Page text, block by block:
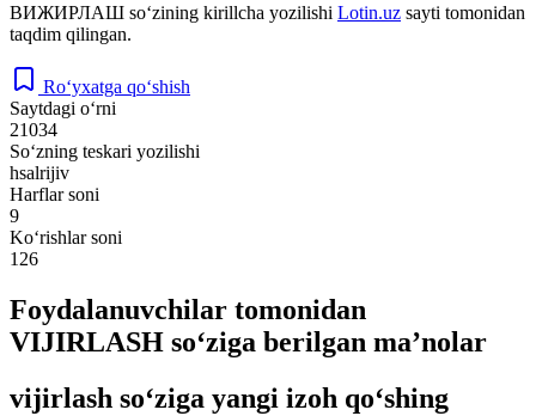
ВИЖИРЛАШ so‘zining kirillcha yozilishi Lotin.uz sayti tomonidan
taqdim qilingan.
Ro‘yxatga qo‘shish
Saytdagi o‘rni
21034
So‘zning teskari yozilishi
hsalrijiv
Harflar soni
9
Ko‘rishlar soni
126
Foydalanuvchilar tomonidan
VIJIRLASH so‘ziga berilgan ma’nolar
vijirlash so‘ziga yangi izoh qo‘shing